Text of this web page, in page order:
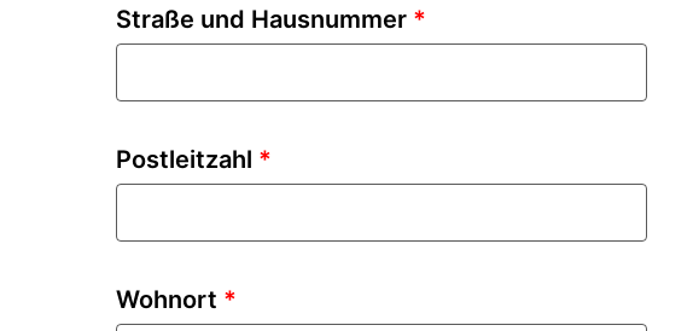
Straße und Hausnummer *
Postleitzahl *
Wohnort *